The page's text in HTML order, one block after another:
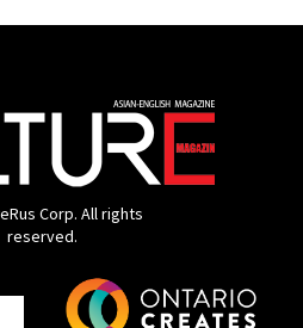
Corp. All rights
reserved.